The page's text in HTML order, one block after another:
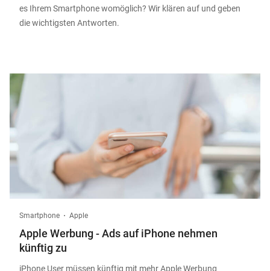
es Ihrem Smartphone womöglich? Wir klären auf und geben
die wichtigsten Antworten.
Smartphone Apple
Apple Werbung - Ads auf iPhone nehmen
künftig zu
iPhone User müssen künftig mit mehr Apple Werbung